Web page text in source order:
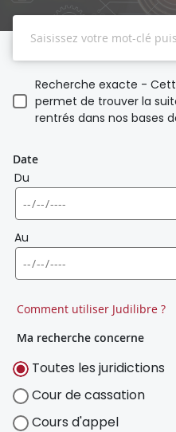
Recherche exacte -
permet de trouver la
rentrés dans nos bases
Date
Du
Au
Comment utiliser Judilibre ?
Ma recherche concerne
Toutes les juridictions
Cour de cassation
Cours d'appel